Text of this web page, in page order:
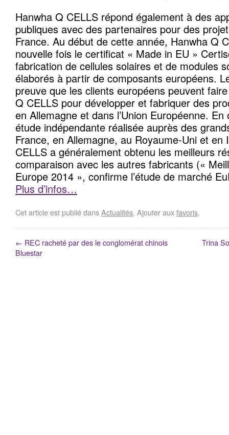
Hanwha Q CELLS répond également à des
publiques avec des partenaires pour des
France. Au début de cette année, Hanwha Q
nouvelle fois le certificat « Made in EU »
fabrication de cellules solaires et de modules
élaborés à partir de composants européens.
preuve que les clients européens peuvent
Q CELLS pour développer et fabriquer des
en Allemagne et dans l’Union Européenne.
étude indépendante réalisée auprès des
France, en Allemagne, au Royaume-Uni et en
CELLS a généralement obtenu les meilleurs
comparaison avec les autres fabricants («
Europe 2014 », confirme l’étude de marché
Plus d’infos…
Cet article est publié dansActualités. Ajouter auxfavoris.
← REC racheté par des le conglomérat chinois
Bluestar
Trina